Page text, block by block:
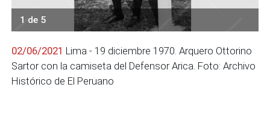
1 de 5
02/06/2021 Lima - 19 diciembre 1970. Arquero Ottorino
Sartor con la camiseta del Defensor Arica. Foto: Archivo
Histórico de El Peruano